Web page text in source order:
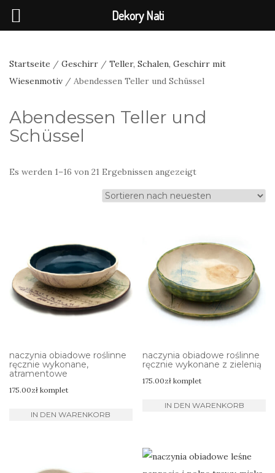
Startseite / Geschirr / Teller, Schalen, Geschirr mit
Wiesenmotiv / Abendessen Teller und Schüssel
Abendessen Teller und
Schüssel
Es werden 1–16 von 21 Ergebnissen angezeigtNach
neuesten
sortiert
naczynia obiadowe roślinne
ręcznie wykonane,
atramentowe
175.00zł komplet
IN DEN WARENKORB
naczynia obiadowe roślinne
ręcznie wykonane z zielenią
175.00zł komplet
IN DEN WARENKORB
Dekory Nati